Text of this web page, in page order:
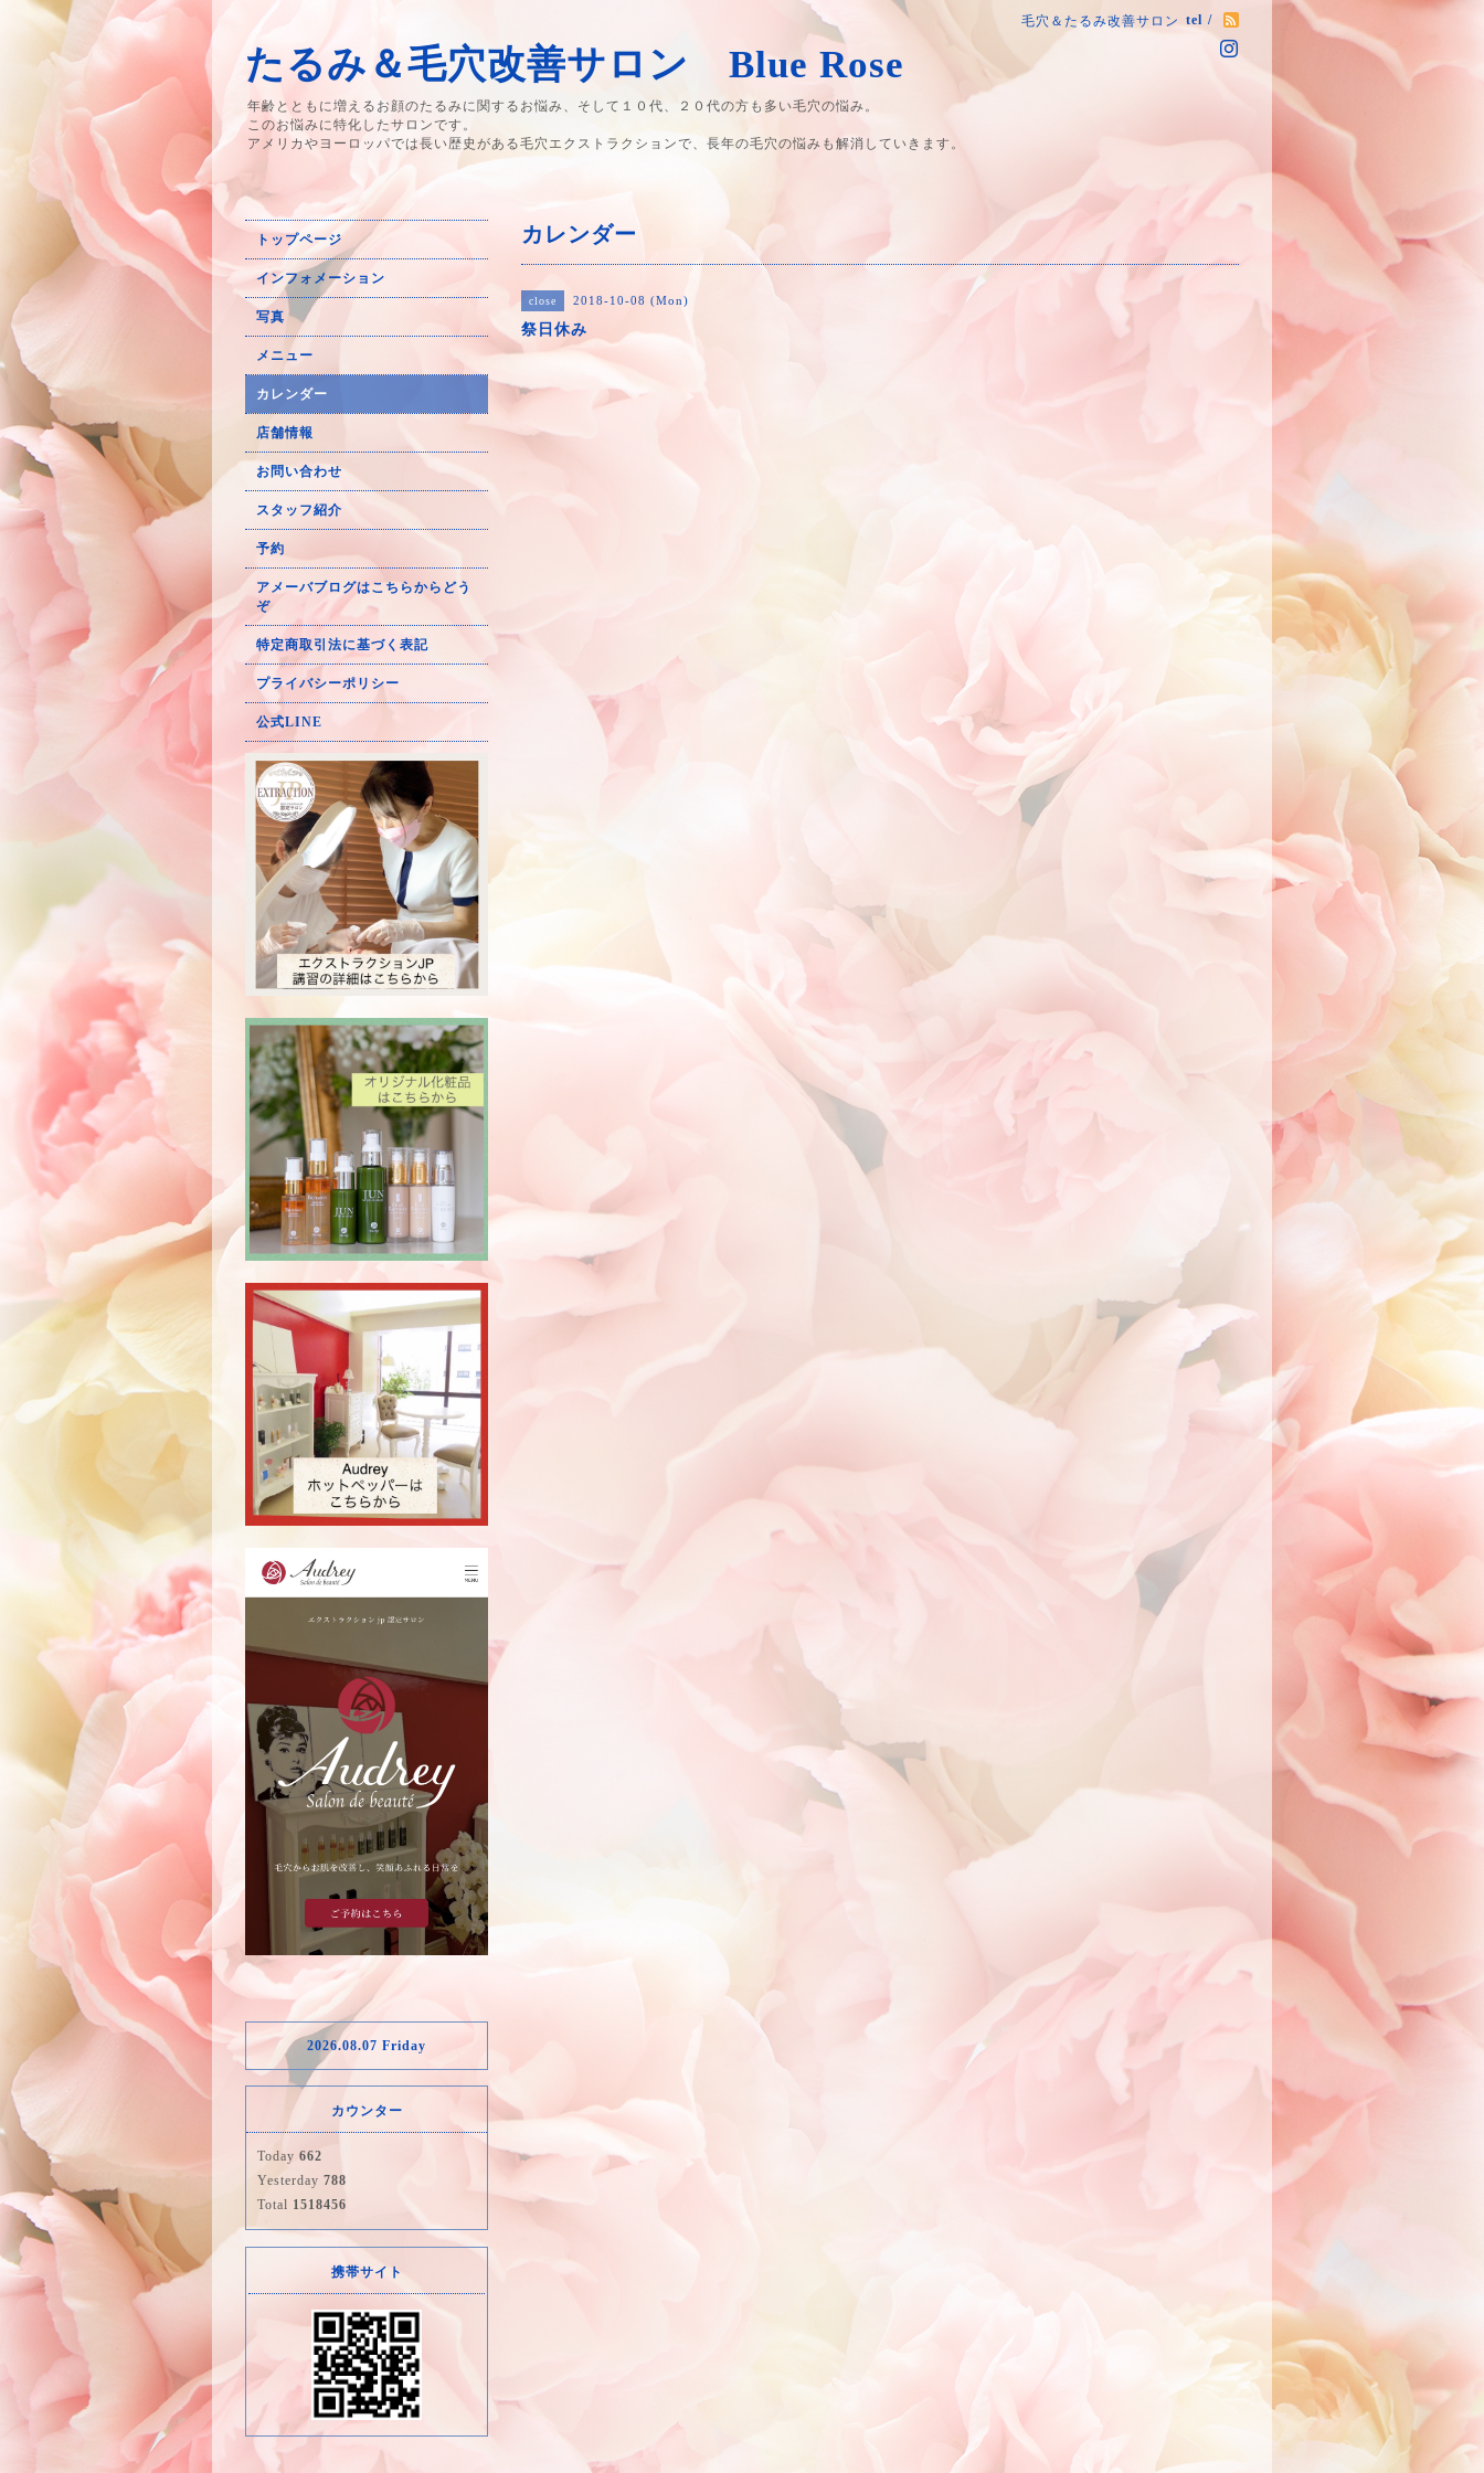
毛穴＆たるみ改善サロン tel /
たるみ＆毛穴改善サロン Blue Rose
年齢とともに増えるお顔のたるみに関するお悩み、そして１０代、２０代の方も多い毛穴の悩み。
このお悩みに特化したサロンです。
アメリカやヨーロッパでは長い歴史がある毛穴エクストラクションで、長年の毛穴の悩みも解消していきます。
カレンダー
close 2018-10-08 (Mon)
祭日休み
トップページ
インフォメーション
写真
メニュー
カレンダー
店舗情報
お問い合わせ
スタッフ紹介
予約
アメーバブログはこちらからどう
ぞ
特定商取引法に基づく表記
プライバシーポリシー
公式LINE
2026.08.07 Friday
カウンター
Today 662
Yesterday 788
Total 1518456
携帯サイト